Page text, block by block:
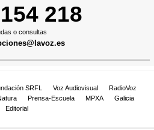
218
o consultas
SRFL Voz Audiovisual
RadioVoz
Prensa-Escuela MPXA
Galicia
Editorial